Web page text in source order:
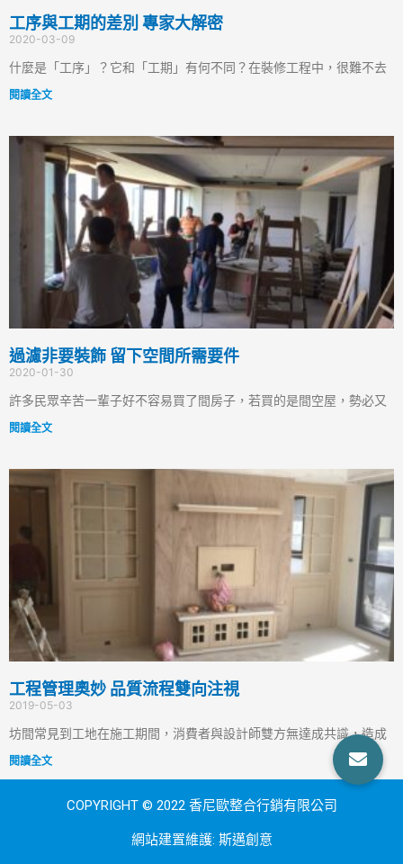
工序與工期的差別 專家大解密
2020-03-09
什麼是「工序」？它和「工期」有何不同？在裝修工程中，很難不去
閱讀全文
過濾非要裝飾 留下空間所需要件
2020-01-30
許多民眾辛苦一輩子好不容易買了間房子，若買的是間空屋，勢必又
閱讀全文
工程管理奧妙 品質流程雙向注視
2019-05-03
坊間常見到工地在施工期間，消費者與設計師雙方無達成共識，造成
閱讀全文
COPYRIGHT © 2022 香尼歐整合行銷有限公司
網站建置維護: 斯邁創意